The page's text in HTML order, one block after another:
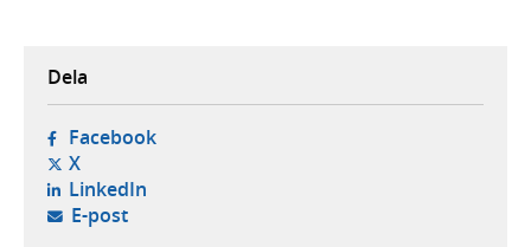
Dela
Facebook- öppnas i ny flik, extern webbplats,
X- öppnas i ny flik, extern webbplats,
LinkedIn- öppnas i ny flik, extern webbplats,
E-post- öppnar din e-postklient,